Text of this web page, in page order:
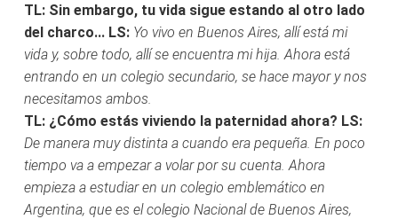
TL: Sin embargo, tu vida sigue estando al otro lado
del charco... LS: Yo vivo en Buenos Aires, allí está mi
vida y, sobre todo, allí se encuentra mi hija. Ahora está
entrando en un colegio secundario, se hace mayor y nos
necesitamos ambos.
TL: ¿Cómo estás viviendo la paternidad ahora? LS:
De manera muy distinta a cuando era pequeña. En poco
tiempo va a empezar a volar por su cuenta. Ahora
empieza a estudiar en un colegio emblemático en
Argentina, que es el colegio Nacional de Buenos Aires,